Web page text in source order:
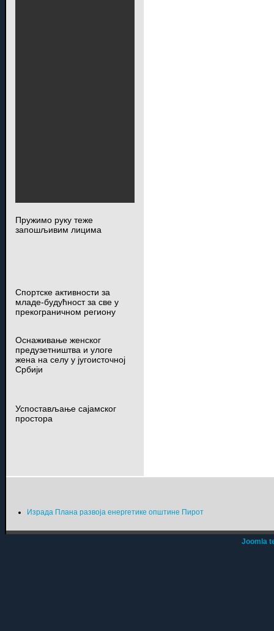
Пружимо руку теже
запошљивим лицима
Спортске активности за
младе-будућност за све у
прекограничном региону
Оснаживање женског
предузетништва и улоге
жена на селу у југоисточној
Србији
Успостављање сајамског
простора
Израда Плана развоја енергетике општине Пирот
Joomla